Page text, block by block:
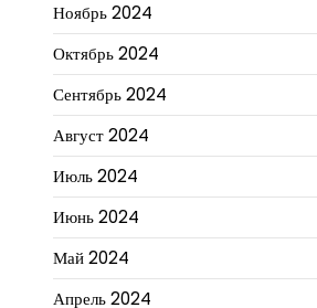
Ноябрь 2024
Октябрь 2024
Сентябрь 2024
Август 2024
Июль 2024
Июнь 2024
Май 2024
Апрель 2024